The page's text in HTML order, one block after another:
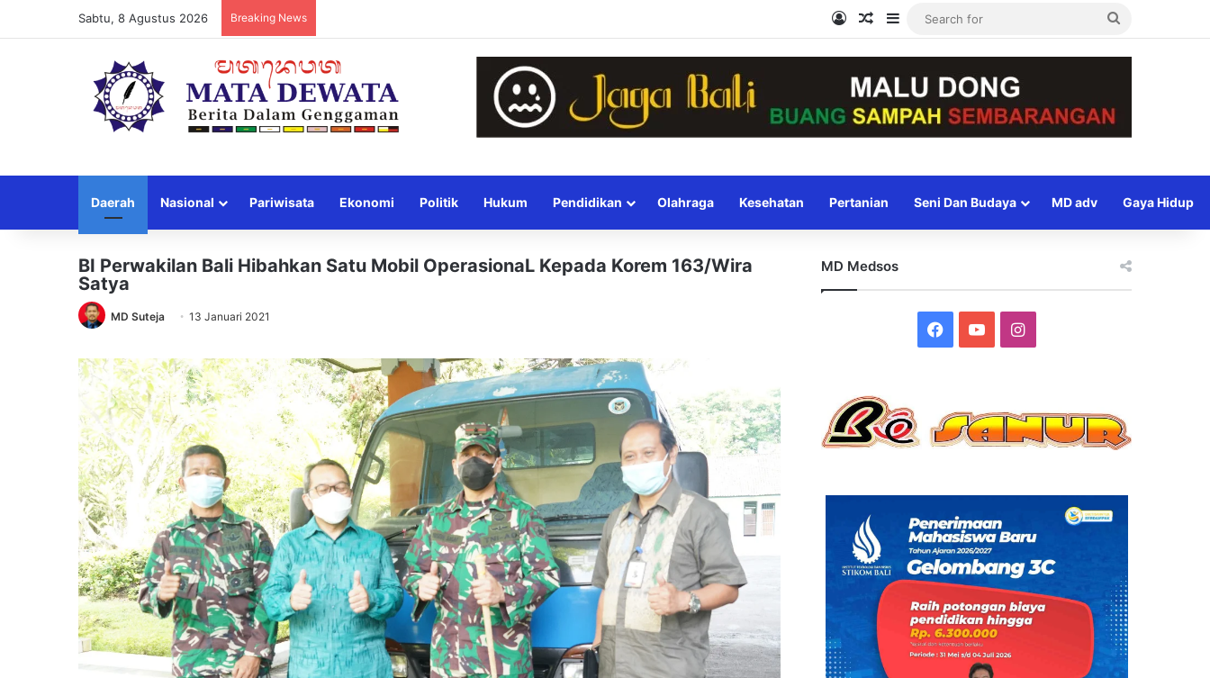
Sabtu, 8 Agustus 2026 Breaking News Log InRandom Article
Sidebar
Daerah Nasional Pariwisata Ekonomi Politik Hukum Pendidikan Olahraga Kesehatan Pertanian Seni Dan Budaya MD adv Gaya Hidup
BI Perwakilan Bali Hibahkan Satu Mobil OperasionaL Kepada Korem 163/Wira
Satya
MD Suteja 13 Januari 2021
MD Medsos
Facebook
YouTubeInstagram